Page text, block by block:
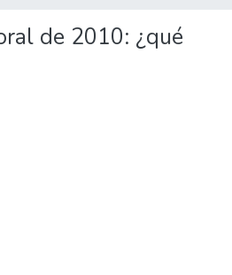
de 2010: ¿qué